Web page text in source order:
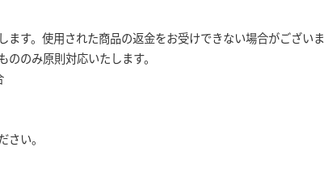
す。使用された商品の返金をお受けできない場合がござい
のみ原則対応いたします。
い。